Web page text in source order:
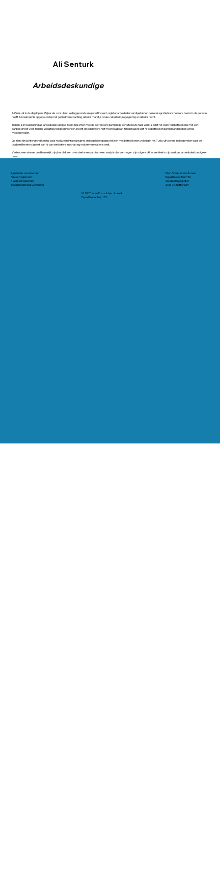
Ali Senturk
Arbeidsdeskundige
Ali Senturk is de afgelopen 25 jaar als consulent, leidinggevende en gecertificeerd register arbeidsdeskundige binnen de re-integratiebranche werkzaam. In die periode
heeft Ali veel kennis opgebouwd op het gebied van coaching, arbeidsmarkt, sociale zekerheid, regelgeving en arbeidsrecht.
Tijdens zijn begeleiding als arbeidsdeskundige zoekt hij samen met de betrokkene partijen de kortste route naar werk, zodat het werk van betrokkene met een
aanpassing of voorziening wel uitgevoerd kan worden. Mocht dit eigen werk niet meer haalbaar zijn dan adviseert hij de betrokken partijen andere passende
mogelijkheden.
Gezien zijn achtergrond kan hij, waar nodig, een intakegesprek en begeleidingsgesprekken met betrokkenen volledig in het Turks uitvoeren. In die gevallen waar de
taalbarrière en rol speelt kan hij dan een betere inschatting maken van wat er speelt.
Vertrouwen winnen, onafhankelijk zijn, beschikken over sterke empathische en analytische vermogen zijn volgens Ali essentieel in zijn werk als arbeidsdeskundige en
coach.
Algemene voorwaarden
Privacyreglement
Klachtenreglement
Toegankelijkheidsverklaring
© 2025 Inter-Focus Intercultureel
Expertisecentrum B.V.
Inter-Focus Intercultureel
Expertisecentrum B.V.
Goudse Rijweg 380
3031 CK Rotterdam